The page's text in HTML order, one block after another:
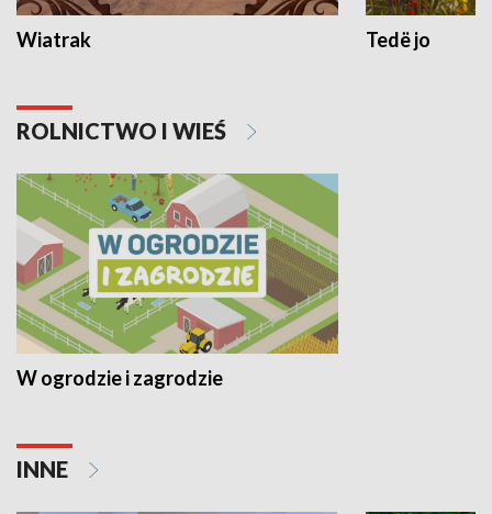
Wiatrak Tedë jo
ROLNICTWO I WIEŚ
W ogrodzie i zagrodzie
INNE